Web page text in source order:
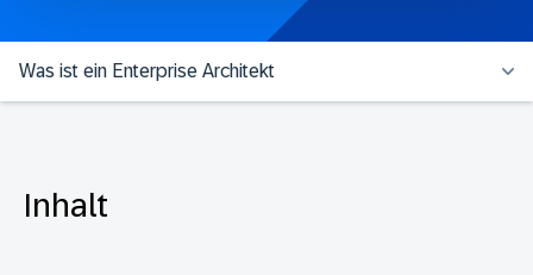
Was ist ein Enterprise Architekt
Inhalt